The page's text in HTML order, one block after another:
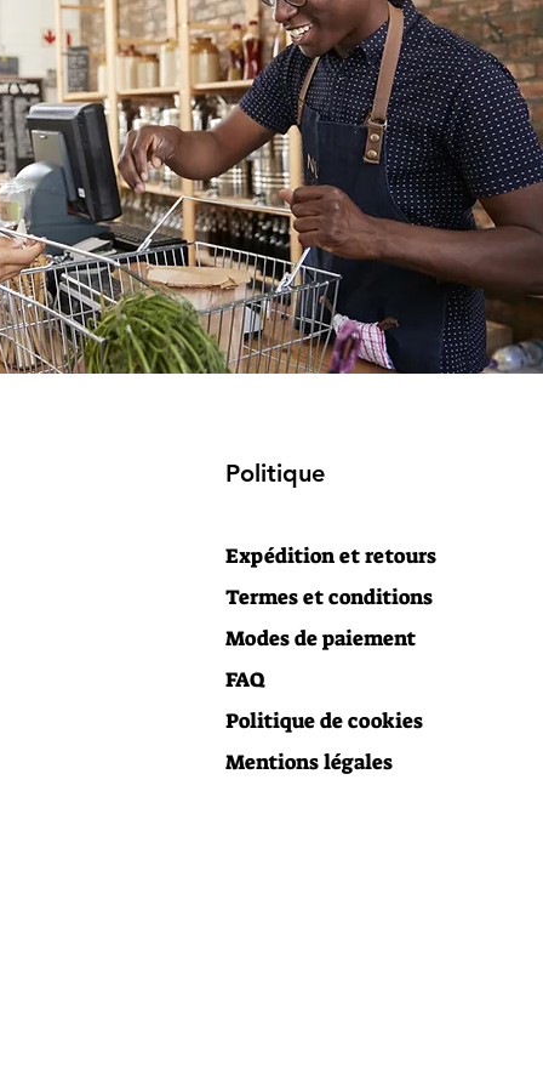
Politique
Expédition et retours
Termes et conditions
Modes de paiement
FAQ
Politique de cookies
Mentions légales